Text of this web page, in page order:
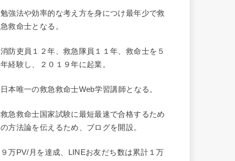
勉強法や効率的な考え方を身につけ最年少で救
急救命士となる。
消防吏員１２年、救急隊員１１年、救命士を５
年経験し、２０１９年に起業。
日本唯一の救急救命士Web学習講師となる。
救急救命士国家試験に最短最速で合格するため
の方法論を伝えるため、ブログを開設。
９万PV/月を達成、LINEお友だち数は累計１万